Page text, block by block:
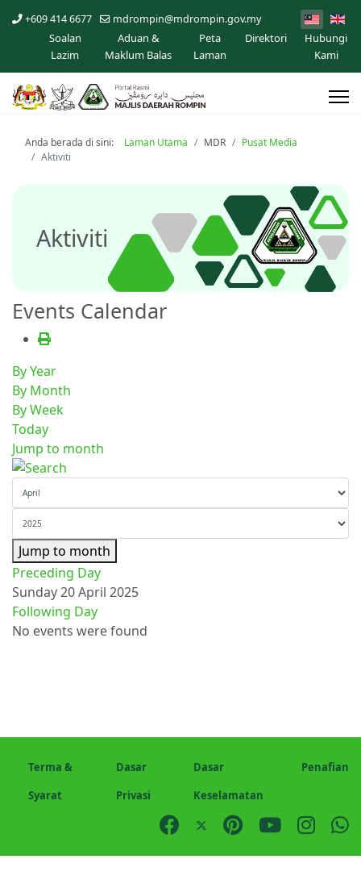
+609 414 6677 mdrompin@mdrompin.gov.my
Soalan
Lazim
Aduan &
Maklum Balas
Peta
Laman
Direktori
Hubungi
Kami
Anda berada di sini: Laman Utama MDR
Pusat Media
Aktiviti
Aktiviti
Events Calendar
By Year
By Month
By Week
Today
Jump to month
Jump to month
Preceding Day
Sunday 20 April 2025
Following Day
No events were found
Terma &
Syarat
Dasar
Privasi
Dasar
Keselamatan
Penafian